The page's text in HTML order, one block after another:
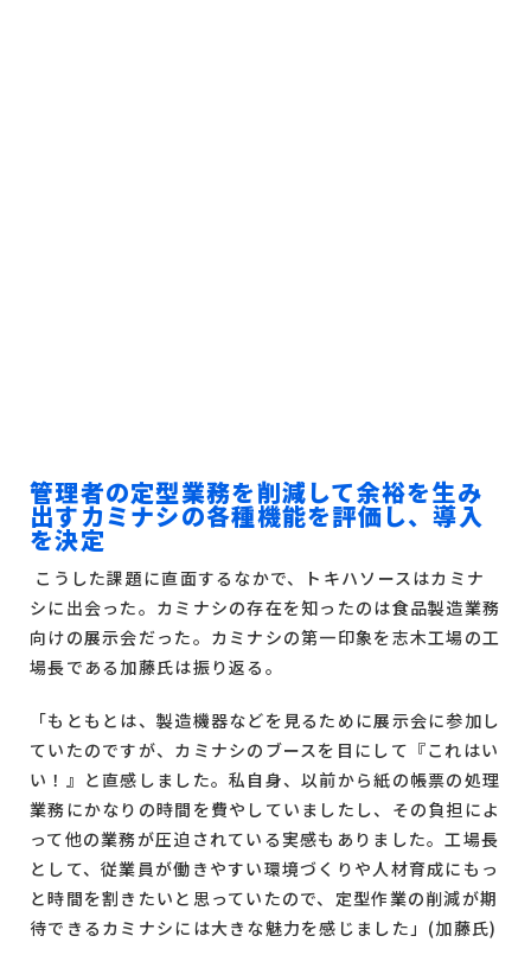
管理者の定型業務を削減して余裕を生み
出すカミナシの各種機能を評価し、導入
を決定
こうした課題に直面するなかで、トキハソースはカミナ
シに出会った。カミナシの存在を知ったのは食品製造業務
向けの展示会だった。カミナシの第一印象を志木工場の工
場長である加藤氏は振り返る。
「もともとは、製造機器などを見るために展示会に参加し
ていたのですが、カミナシのブースを目にして『これはい
い！』と直感しました。私自身、以前から紙の帳票の処理
業務にかなりの時間を費やしていましたし、その負担によ
って他の業務が圧迫されている実感もありました。工場長
として、従業員が働きやすい環境づくりや人材育成にもっ
と時間を割きたいと思っていたので、定型作業の削減が期
待できるカミナシには大きな魅力を感じました」(加藤氏)